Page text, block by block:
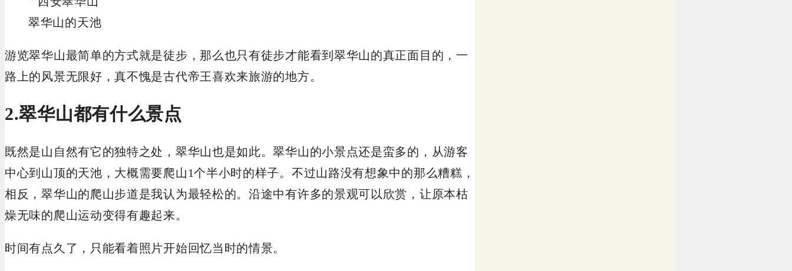
翠华山的天池
游览翠华山最简单的方式就是徒步，那么也只有徒步才能看到翠华山的真正面目的，一
路上的风景无限好，真不愧是古代帝王喜欢来旅游的地方。
2.翠华山都有什么景点
既然是山自然有它的独特之处，翠华山也是如此。翠华山的小景点还是蛮多的，从游客
中心到山顶的天池，大概需要爬山1个半小时的样子。不过山路没有想象中的那么糟糕，
相反，翠华山的爬山步道是我认为最轻松的。沿途中有许多的景观可以欣赏，让原本枯
燥无味的爬山运动变得有趣起来。
时间有点久了，只能看着照片开始回忆当时的情景。